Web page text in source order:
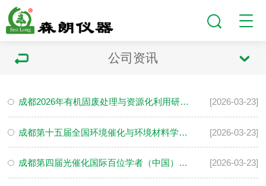
公司资讯
成都2026年有机固废处理与资源化利用研讨会 [2026-03-23]
成都第十五届全国环境催化与环境材料学术会议 [2026-03-23]
成都第四届光催化国际百位学者（中国）论坛圆满成功 [2026-03-23]